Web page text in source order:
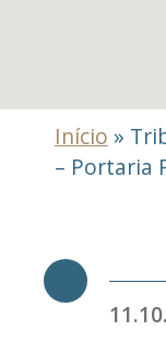
Início »
– Portaria